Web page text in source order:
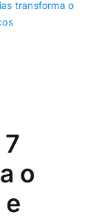
transforma o
o